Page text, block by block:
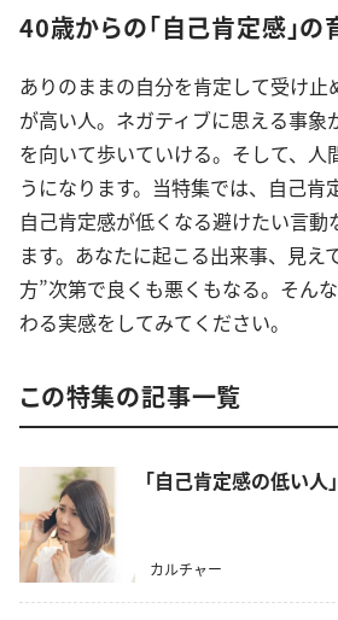
40歳からの「自己肯定感」の
ありのままの自分を肯定して受け
が高い人。ネガティブに思える事象
を向いて歩いていける。そして、人
うになります。当特集では、自己肯
自己肯定感が低くなる避けたい言動
ます。あなたに起こる出来事、見え
方”次第で良くも悪くもなる。そん
わる実感をしてみてください。
この特集の記事一覧
｢自己肯定感の低い人
カルチャー